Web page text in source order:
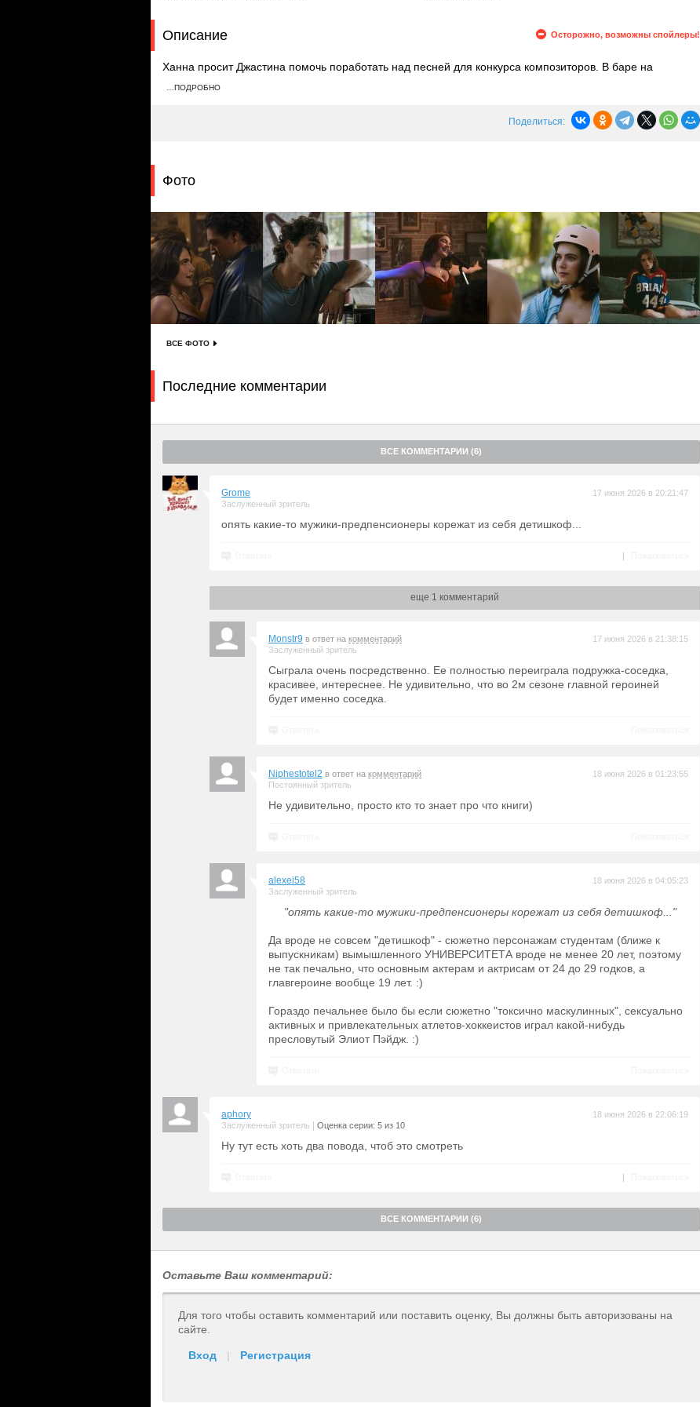
Осторожно, возможны спойлеры!
Описание
Ханна просит Джастина помочь поработать над песней для конкурса композиторов. В баре на
караоке-вечеринке Ханна напивается и поет песню, после чего Гаррет отвозит ее к себе домой. Она
…ПОДРОБНО
Поделиться:
Фото
ВСЕ ФОТО
Последние комментарии
ВСЕ КОММЕНТАРИИ (6)
Grome
Заслуженный зритель
17 июня 2026 в 20:21:47
опять какие-то мужики-предпенсионеры корежат из себя детишкоф...
|
еще 1 комментарий
Monstr9 в ответ на комментарий
Заслуженный зритель
17 июня 2026 в 21:38:15
Сыграла очень посредственно. Ее полностью переиграла подружка-соседка,
красивее, интереснее. Не удивительно, что во 2м сезоне главной героиней
будет именно соседка.
Niphestotel2 в ответ на комментарий
Постоянный зритель
18 июня 2026 в 01:23:55
Не удивительно, просто кто то знает про что книги)
alexei58
Заслуженный зритель
18 июня 2026 в 04:05:23
"опять какие-то мужики-предпенсионеры корежат из себя детишкоф..."
Да вроде не совсем "детишкоф" - сюжетно персонажам студентам (ближе к
выпускникам) вымышленного УНИВЕРСИТЕТА вроде не менее 20 лет, поэтому
не так печально, что основным актерам и актрисам от 24 до 29 годков, а
главгероине вообще 19 лет. :)
Гораздо печальнее было бы если сюжетно "токсично маскулинных", сексуально
активных и привлекательных атлетов-хоккеистов играл какой-нибудь
пресловутый Элиот Пэйдж. :)
aphory
Заслуженный зритель Оценка серии: 5 из 10
18 июня 2026 в 22:06:19
Ну тут есть хоть два повода, чтоб это смотреть
|
ВСЕ КОММЕНТАРИИ (6)
Оставьте Ваш комментарий:
Для того чтобы оставить комментарий или поставить оценку, Вы должны быть авторизованы на
сайте.
Вход | Регистрация